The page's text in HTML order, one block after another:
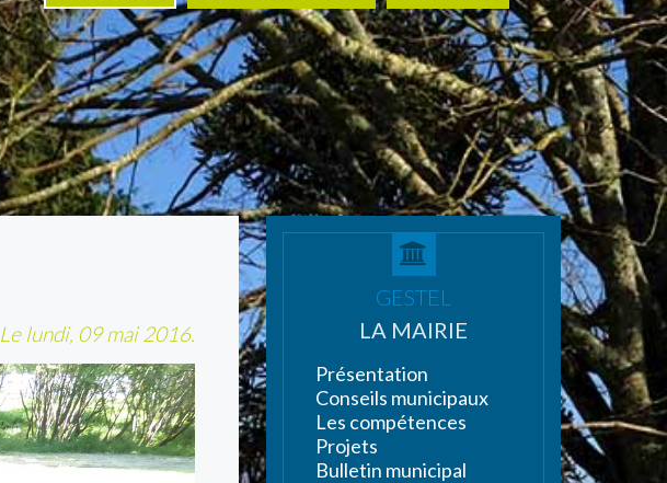
Le lundi, 09 mai 2016.
GESTEL
LA MAIRIE
Présentation
Conseils municipaux
Les compétences
Projets
Bulletin municipal